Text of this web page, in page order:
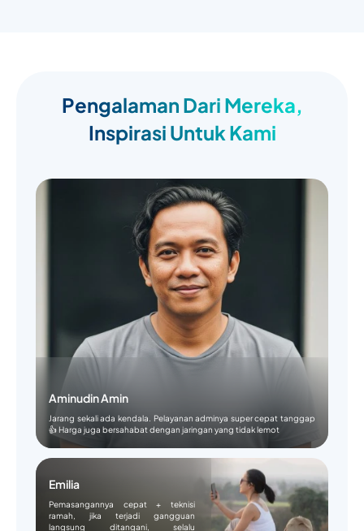
Pengalaman Dari Mereka,
Inspirasi Untuk Kami
Aminudin Amin
Jarang sekali ada kendala. Pelayanan adminya super cepat tanggap
👍 Harga juga bersahabat dengan jaringan yang tidak lemot
Emilia
Pemasangannya cepat + teknisi
ramah, jika terjadi gangguan
langsung ditangani, selalu